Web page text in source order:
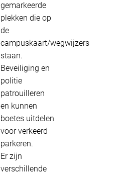
gemarkeerde
plekken die op
de
campuskaart/wegwijzers
staan.
Beveiliging en
politie
patrouilleren
en kunnen
boetes uitdelen
voor verkeerd
parkeren.
Er zijn
verschillende